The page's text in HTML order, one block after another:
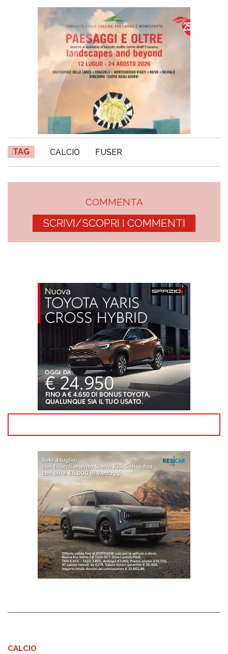
TAG CALCIO FUSER
COMMENTA
SCRIVI/SCOPRI I COMMENTI
CALCIO